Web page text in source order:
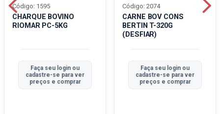
CHARQUE BOVINO
RIOMAR PC-5KG
Código: 1595
Faça seu login ou
cadastre-se para ver
preços e comprar
CARNE BOV CONS
BERTIN T-320G
(DESFIAR)
Código: 2074
Faça seu login ou
cadastre-se para ver
preços e comprar